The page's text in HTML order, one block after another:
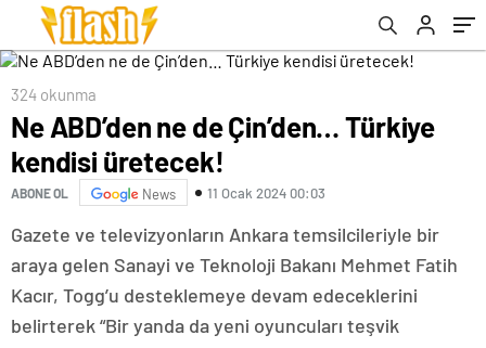
324 okunma
Ne ABD’den ne de Çin’den… Türkiye
kendisi üretecek!
ABONE OL News 11 Ocak 2024 00:03
Gazete ve televizyonların Ankara temsilcileriyle bir
araya gelen Sanayi ve Teknoloji Bakanı Mehmet Fatih
Kacır, Togg’u desteklemeye devam edeceklerini
belirterek “Bir yanda da yeni oyuncuları teşvik